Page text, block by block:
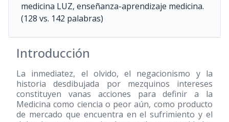
medicina LUZ, enseñanza-aprendizaje medicina.
(128 vs. 142 palabras)
Introducción
La inmediatez, el olvido, el negacionismo y la
historia desdibujada por mezquinos intereses
constituyen vanas acciones para definir a la
Medicina como ciencia o peor aún, como producto
de mercado que encuentra en el sufrimiento y el